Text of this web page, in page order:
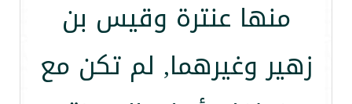
منها عنترة وقيس بن
زهير وغيرهما, لم تكن مع